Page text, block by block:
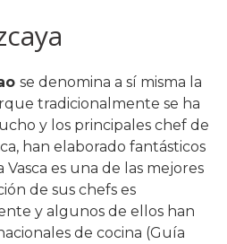
se denomina a sí misma la
tradicionalmente se ha
y los principales chef de
han elaborado fantásticos
Vasca es una de las mejores
de sus chefs es
y algunos de ellos han
de cocina (Guía